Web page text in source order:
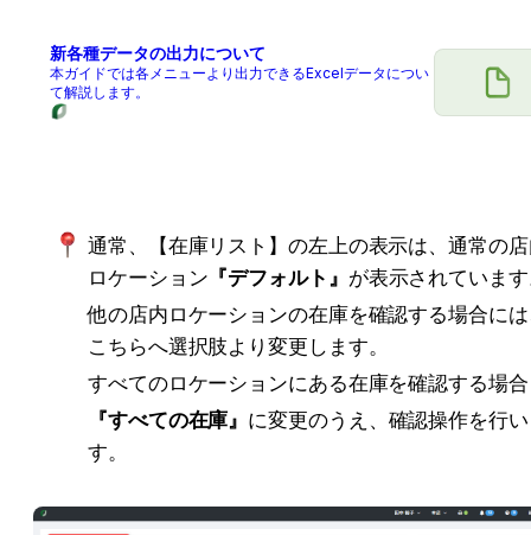
新各種データの出力について
本ガイドでは各メニューより出力できるExcelデータについ
て解説します。
通常、【在庫リスト】の左上の表示は、通常の
ロケーション 『デフォルト』 が表示されていま
他の店内ロケーションの在庫を確認する場合に
こちらへ選択肢より変更します。
すべてのロケーションにある在庫を確認する場合
『すべての在庫』 に変更のうえ、確認操作を行
す。